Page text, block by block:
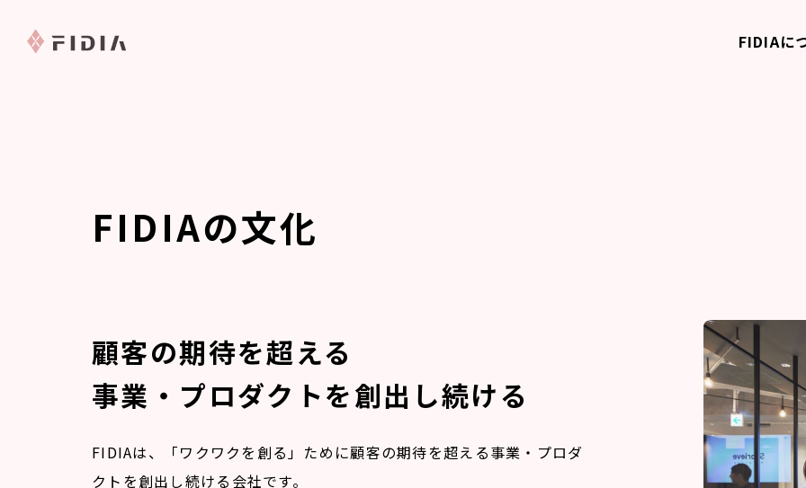
FIDIAに
FIDIAの文化
顧客の期待を超える
事業・プロダクトを創出し続ける
FIDIAは、「ワクワクを創る」ために顧客の期待を超える事業・プロダ
クトを創出し続ける会社です。